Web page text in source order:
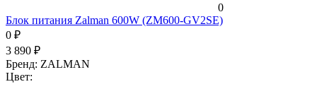
0
Блок питания Zalman 600W (ZM600-GV2SE)
0 ₽
3 890 ₽
Бренд: ZALMAN
Цвет: